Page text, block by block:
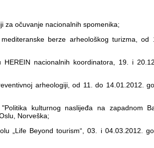
za očuvanje nacionalnih spomenika;
berze arheološkog turizma, od
nacionalnih koordinatora, 19. i
arheologiji, od 11. do 14.01.2012.
kulturnog naslijeđa na zapadnom
Norveška;
„Life Beyond tourism“, 03. i 04.03.2012.